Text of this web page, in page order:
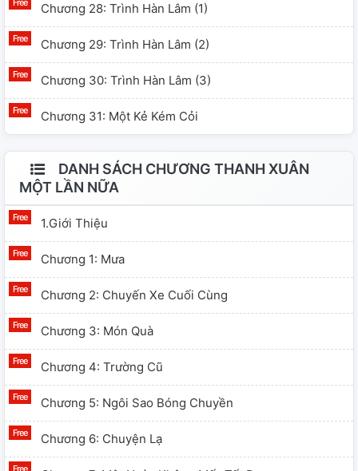
Chương 28: Trình Hàn Lâm (1)
Chương 29: Trình Hàn Lâm (2)
Chương 30: Trình Hàn Lâm (3)
Chương 31: Một Kẻ Kém Cỏi
DANH SÁCH CHƯƠNG THANH XUÂN
MỘT LẦN NỮA
1.Giới Thiệu
Chương 1: Mưa
Chương 2: Chuyến Xe Cuối Cùng
Chương 3: Món Quà
Chương 4: Trường Cũ
Chương 5: Ngôi Sao Bóng Chuyền
Chương 6: Chuyện Lạ